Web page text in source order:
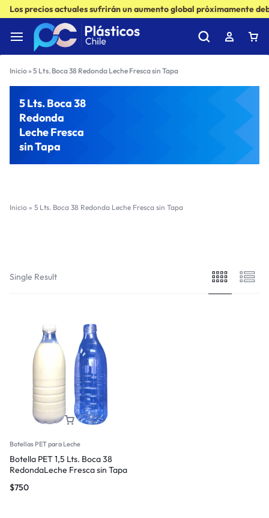
Los precios actuales sufrirán un aumento global próximamente
Inicio» 5 Lts. Boca 38 Redonda Leche Fresca sin Tapa
5 Lts. Boca 38
Redonda
Leche Fresca
sin Tapa
Inicio » 5 Lts. Boca 38 Redonda Leche Fresca sin Tapa
Single Result
Botellas PET para Leche
Botella PET 1,5 Lts. Boca 38
RedondaLeche Fresca sin Tapa
$750